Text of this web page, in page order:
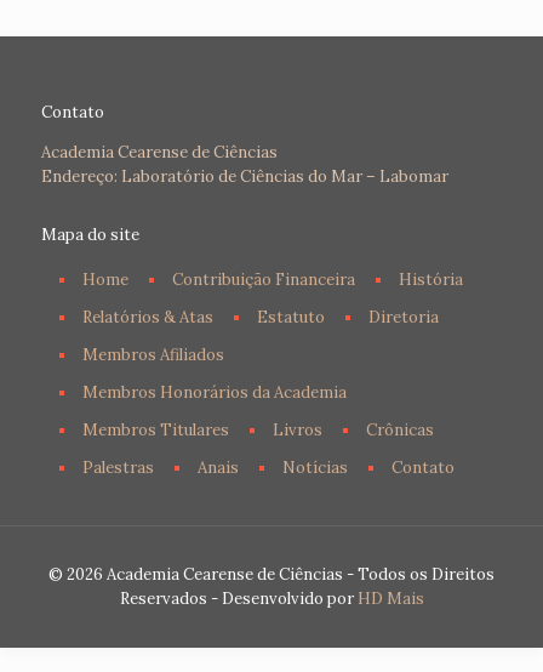
Contato
Academia Cearense de Ciências
Endereço: Laboratório de Ciências do Mar – Labomar
Mapa do site
Home Contribuição Financeira
História
Relatórios & Atas
Estatuto
Diretoria
Membros Afiliados
Membros Honorários da Academia
Membros Titulares
Livros
Crônicas
Palestras
Anais Notícias Contato
© 2026 Academia Cearense de Ciências - Todos os Direitos
Reservados - Desenvolvido por HD Mais